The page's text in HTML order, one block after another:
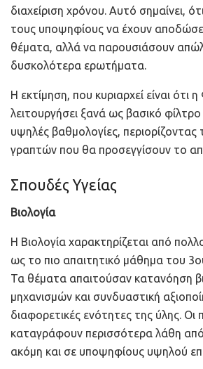
διαχείριση χρόνου. Αυτό σημαίνει,
τους υποψηφίους να έχουν
θέματα, αλλά να παρουσιάσουν
δυσκολότερα ερωτήματα.
Η εκτίμηση, που κυριαρχεί είναι ότι
λειτουργήσει ξανά ως βασικό φίλτρο
υψηλές βαθμολογίες,
γραπτών που θα προσεγγίσουν το
Σπουδές Υγείας
Βιολογία
Η Βιολογία χαρακτηρίζεται από
ως το πιο απαιτητικό μάθημα του
Τα θέματα απαιτούσαν κατανόηση
μηχανισμών και συνδυαστική
διαφορετικές ενότητες της ύλης.
καταγράφουν περισσότερα λάθη
ακόμη και σε υποψηφίους υψηλού